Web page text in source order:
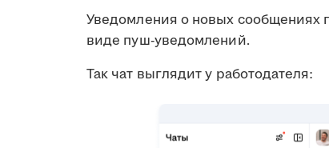
Уведомления о новых сообщениях
виде пуш-уведомлений.
Так чат выглядит у работодателя: